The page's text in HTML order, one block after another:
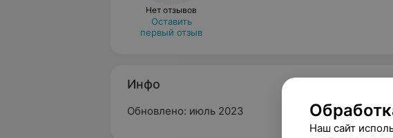
Нет отзывов
Оставить
первый отзыв
Инфо
Обновлено: июль 2023
Наш сайт